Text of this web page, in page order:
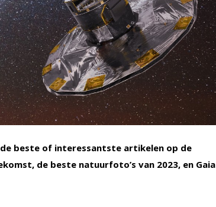
beste of interessantste artikelen op de
de beste natuurfoto’s van 2023, en Gaia